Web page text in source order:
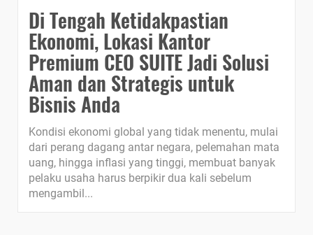
Di Tengah Ketidakpastian
Ekonomi, Lokasi Kantor
Premium CEO SUITE Jadi Solusi
Aman dan Strategis untuk
Bisnis Anda
Kondisi ekonomi global yang tidak menentu, mulai
dari perang dagang antar negara, pelemahan mata
uang, hingga inflasi yang tinggi, membuat banyak
pelaku usaha harus berpikir dua kali sebelum
mengambil...